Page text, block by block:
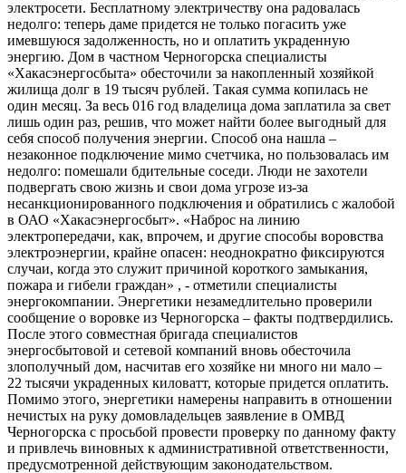
электросети. Бесплатному электричеству она радовалась
недолго: теперь даме придется не только погасить уже
имевшуюся задолженность, но и оплатить украденную
энергию. Дом в частном Черногорска специалисты
«Хакасэнергосбыта» обесточили за накопленный хозяйкой
жилища долг в 19 тысяч рублей. Такая сумма копилась не
один месяц. За весь 016 год владелица дома заплатила за свет
лишь один раз, решив, что может найти более выгодный для
себя способ получения энергии. Способ она нашла –
незаконное подключение мимо счетчика, но пользовалась им
недолго: помешали бдительные соседи. Люди не захотели
подвергать свою жизнь и свои дома угрозе из-за
несанкционированного подключения и обратились с жалобой
в ОАО «Хакасэнергосбыт». «Наброс на линию
электропередачи, как, впрочем, и другие способы воровства
электроэнергии, крайне опасен: неоднократно фиксируются
случаи, когда это служит причиной короткого замыкания,
пожара и гибели граждан» , - отметили специалисты
энергокомпании. Энергетики незамедлительно проверили
сообщение о воровке из Черногорска – факты подтвердились.
После этого совместная бригада специалистов
энергосбытовой и сетевой компаний вновь обесточила
злополучный дом, насчитав его хозяйке ни много ни мало –
22 тысячи украденных киловатт, которые придется оплатить.
Помимо этого, энергетики намерены направить в отношении
нечистых на руку домовладельцев заявление в ОМВД
Черногорска с просьбой провести проверку по данному факту
и привлечь виновных к административной ответственности,
предусмотренной действующим законодательством.